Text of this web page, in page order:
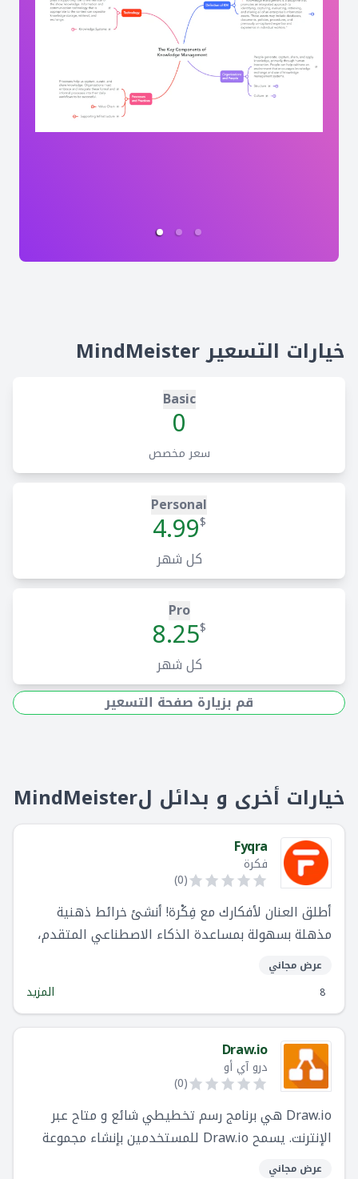
خيارات التسعير MindMeister
Basic
0
سعر مخصص
Personal
$
4.99
كل شهر
Pro
$
8.25
كل شهر
قم بزيارة صفحة التسعير
خيارات أخرى و بدائل لMindMeister
Fyqra
فكرة
(
0
)
أطلق العنان لأفكارك مع فِكْرة! أنشئ خرائط ذهنية
مذهلة بسهولة بمساعدة الذكاء الاصطناعي المتقدم،
وحوّل أفكارك إلى رؤى واضحة ومرئية. بالإضافة إلى ذلك،
قم بإدارة مهامك بشكل حدسي، وشاهد تقدمك بلمحة.
سواء كنت تعصف ذهنياً، تخطط، أو تنظم، فِكْرة
تساعدك على التفكير بوضوح أكبر وإنجاز المزيد.
عرض مجاني
8
المزيد
Draw.io
درو آي أو
(
0
)
Draw.io هي برنامج رسم تخطيطي شائع و متاح عبر
الإنترنت. يسمح Draw.io للمستخدمين بإنشاء مجموعة
متنوعة من الرسوم البيانية ، مثل المخططات الانسيابية
عرض مجاني